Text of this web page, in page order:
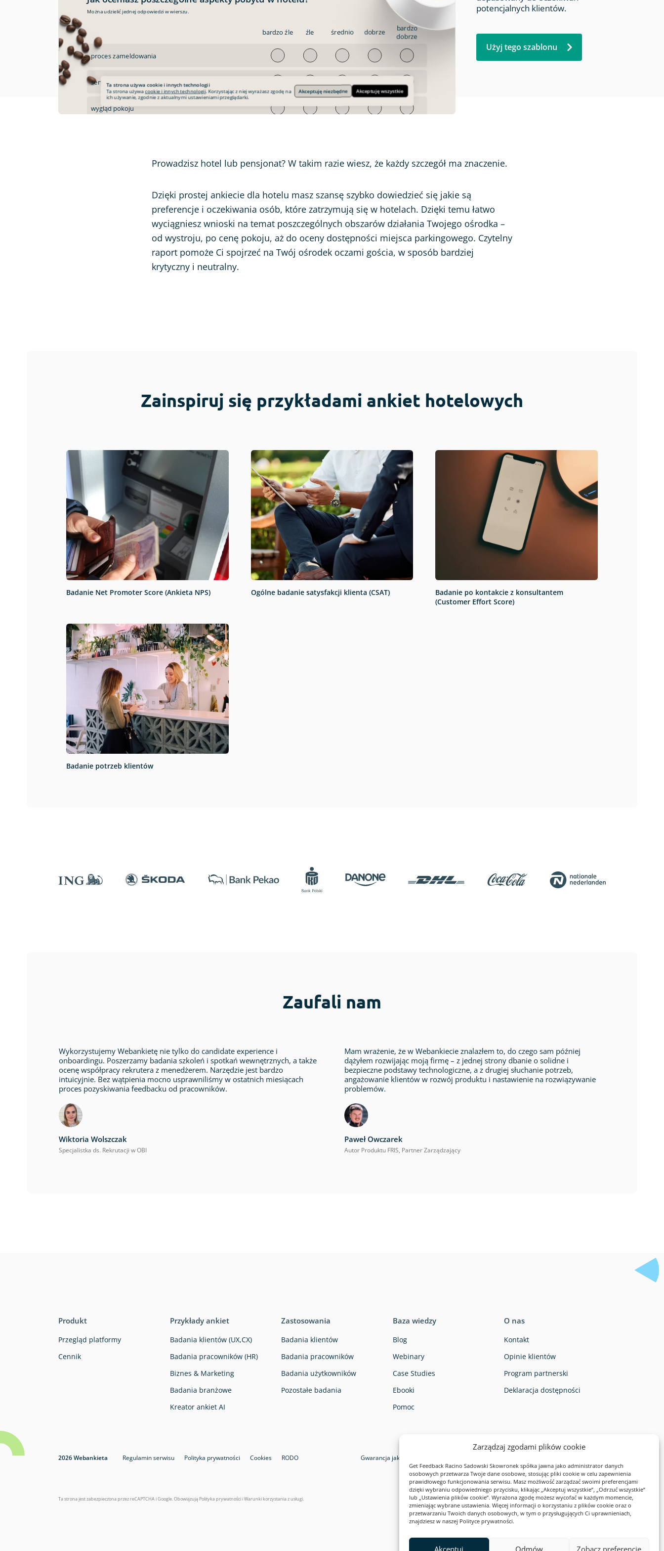
Zarządzaj zgodami plików cookie
Get Feedback Racino Sadowski Skowronek spółka jawna jako administrator danych
osobowych przetwarza Twoje dane osobowe, stosując pliki cookie w celu zapewnienia
prawidłowego funkcjonowania serwisu. Masz możliwość zarządzać swoimi preferencjami
dzięki wybraniu odpowiedniego przycisku, klikając „Akceptuj wszystkie”, „Odrzuć wszystkie”
lub „Ustawienia plików cookie”. Wyrażona zgodę możesz wycofać w każdym momencie,
zmieniając wybrane ustawienia. Więcej informacji o korzystaniu z plików cookie oraz o
przetwarzaniu Twoich danych osobowych, w tym o przysługujących Ci uprawnieniach,
znajdziesz w naszej Polityce prywatności.
Akceptuj Odmów Zobacz preferencje
Ocena strony www
Ankieta po wydarzeniu
potencjalnych klientów.
Użyj tego szablonu
Prowadzisz hotel lub pensjonat? W takim razie wiesz, że każdy szczegół ma znaczenie.
Dzięki prostej ankiecie dla hotelu masz szansę szybko dowiedzieć się jakie są
preferencje i oczekiwania osób, które zatrzymują się w hotelach. Dzięki temu łatwo
wyciągniesz wnioski na temat poszczególnych obszarów działania Twojego ośrodka –
od wystroju, po cenę pokoju, aż do oceny dostępności miejsca parkingowego. Czytelny
raport pomoże Ci spojrzeć na Twój ośrodek oczami gościa, w sposób bardziej
krytyczny i neutralny.
Zainspiruj się przykładami ankiet hotelowych
Badanie Net Promoter Score (Ankieta NPS) Ogólne badanie satysfakcji klienta (CSAT)
Badanie po kontakcie z konsultantem
(Customer Effort Score)
Badanie potrzeb klientów
Zaufali nam
Wykorzystujemy Webankietę nie tylko do candidate experience i
onboardingu. Poszerzamy badania szkoleń i spotkań wewnętrznych, a także
ocenę współpracy rekrutera z menedżerem. Narzędzie jest bardzo
intuicyjnie. Bez wątpienia mocno usprawniliśmy w ostatnich miesiącach
proces pozyskiwania feedbacku od pracowników.
Wiktoria Wolszczak
Specjalistka ds. Rekrutacji w OBI
Mam wrażenie, że w Webankiecie znalazłem to, do czego sam później
dążyłem rozwijając moją firmę – z jednej strony dbanie o solidne i
bezpieczne podstawy technologiczne, a z drugiej słuchanie potrzeb,
angażowanie klientów w rozwój produktu i nastawienie na rozwiązywanie
problemów.
Paweł Owczarek
Autor Produktu FRIS, Partner Zarządzający
Produkt
Przegląd platformy
Cennik
Przykłady ankiet
Badania klientów (UX,CX)
Badania pracowników (HR)
Biznes & Marketing
Badania branżowe
Kreator ankiet AI
Zastosowania
Badania klientów
Badania pracowników
Badania użytkowników
Pozostałe badania
Baza wiedzy
Blog
Webinary
Case Studies
Ebooki
Pomoc
O nas
Kontakt
Opinie klientów
Program partnerski
Deklaracja dostępności
Gwarancja jakości i bezpieczeństwa:
2026 Webankieta Regulamin serwisu Polityka prywatności Cookies RODO
Ta strona jest zabezpieczona przez reCAPTCHA i Google. Obowiązują Polityka prywatnościiWarunki korzystania z usługi.